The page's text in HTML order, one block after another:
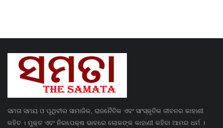
ସମତା ସମୟ ଓ ପୃଥିବୀର ସାମାଜିକ, ରାଜନୈତିକ ଏବଂ ସାଂସ୍କୃତିକ ଜୀବନର କାହାଣୀ
କହିବ । ମୁକ୍ତ ଏବଂ ନିରପେକ୍ଷ ଭାବରେ ଲୋକଙ୍କ କାହାଣୀ କହିବା ଆମର ଧର୍ମ ।